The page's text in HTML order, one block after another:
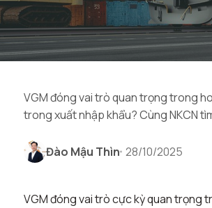
VGM đóng vai trò quan trọng trong
trong xuất nhập khẩu? Cùng NKCN
Đào Mậu Thìn 28/10/2025
VGM đóng vai trò cực kỳ quan trọng